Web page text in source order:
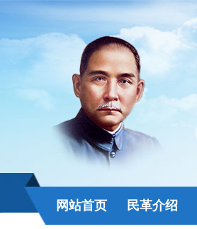
网站首页 民革介绍